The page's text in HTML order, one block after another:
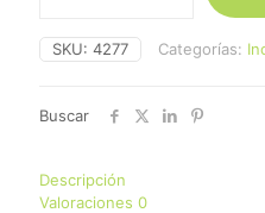
Santo
"Rosa
SKU: 4277 Categorías:
Buscar
Descripción
Valoraciones 0